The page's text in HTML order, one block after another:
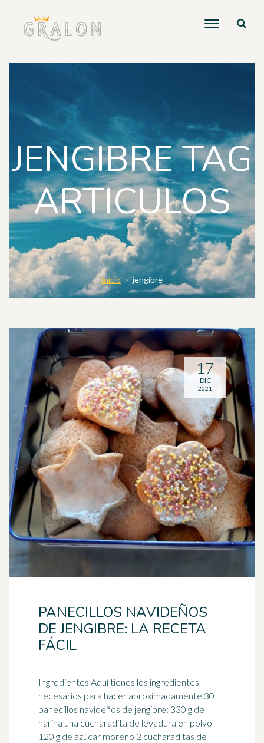
JENGIBRE TAG
ARTICULOS
Inicio jengibre
PANECILLOS NAVIDEÑOS
DE JENGIBRE: LA RECETA
FÁCIL
Ingredientes Aquí tienes los ingredientes
necesarios para hacer aproximadamente 30
panecillos navideños de jengibre: 330 g de
harina una cucharadita de levadura en polvo
120 g de azúcar moreno 2 cucharaditas de
17
DIC
2021